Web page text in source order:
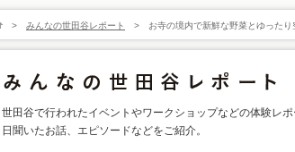
> みんなの世田谷レポート > お寺の境内で新鮮な野菜とゆったり
世田谷で行われたイベントやワークショップなどの体験レ
日聞いたお話、エピソードなどをご紹介。